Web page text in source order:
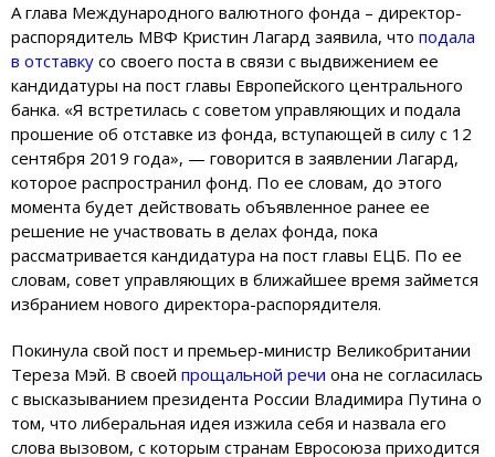
А глава Международного валютного фонда – директор-
распорядитель МВФ Кристин Лагард заявила, что подала
в отставку со своего поста в связи с выдвижением ее
кандидатуры на пост главы Европейского центрального
банка. «Я встретилась с советом управляющих и подала
прошение об отставке из фонда, вступающей в силу с 12
сентября 2019 года», — говорится в заявлении Лагард,
которое распространил фонд. По ее словам, до этого
момента будет действовать объявленное ранее ее
решение не участвовать в делах фонда, пока
рассматривается кандидатура на пост главы ЕЦБ. По ее
словам, совет управляющих в ближайшее время займется
избранием нового директора-распорядителя.
Покинула свой пост и премьер-министр Великобритании
Тереза Мэй. В своей прощальной речи она не согласилась
с высказыванием президента России Владимира Путина о
том, что либеральная идея изжила себя и назвала его
слова вызовом, с которым странам Евросоюза приходится